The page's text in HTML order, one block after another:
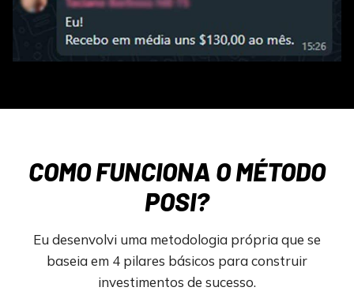
COMO FUNCIONA O MÉTODO
POSI?
Eu desenvolvi uma metodologia própria que se
baseia em 4 pilares básicos para construir
investimentos de sucesso.